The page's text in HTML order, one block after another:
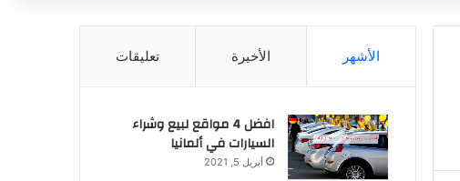
الأشهر الأخيرة تعليقات
افضل 4 مواقع لبيع وشراء
السيارات في ألمانيا
أبريل 5, 2021